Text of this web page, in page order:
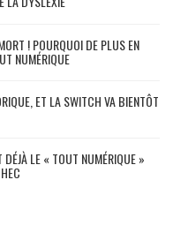
! POURQUOI DE PLUS EN
NUMÉRIQUE
ET LA SWITCH VA BIENTÔT
LE « TOUT NUMÉRIQUE »